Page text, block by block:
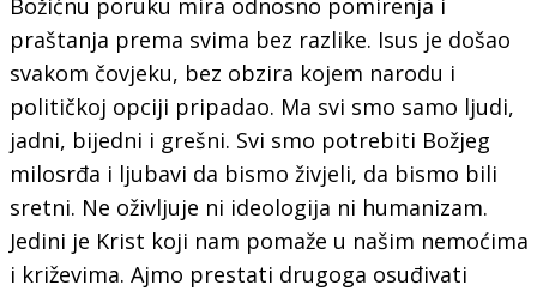
praštanja prema svima bez razlike. Isus je došao
svakom čovjeku, bez obzira kojem narodu i
političkoj opciji pripadao. Ma svi smo samo ljudi,
jadni, bijedni i grešni. Svi smo potrebiti Božjeg
milosrđa i ljubavi da bismo živjeli, da bismo bili
sretni. Ne oživljuje ni ideologija ni humanizam.
Jedini je Krist koji nam pomaže u našim nemoćima
i križevima. Ajmo prestati drugoga osuđivati